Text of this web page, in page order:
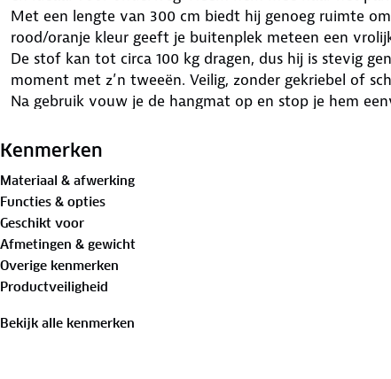
Met een lengte van 300 cm biedt hij genoeg ruimte
rood/oranje kleur geeft je buitenplek meteen een
De stof kan tot circa 100 kg dragen, dus hij is stevig
moment met z’n tweeën. Veilig, zonder gekriebel of
Na gebruik vouw je de hangmat op en stop je hem
Of je nu even wilt relaxen met een boek, een dutje
Garantie
1 jaar garantie
Kenmerken
Materiaal & afwerking
Functies & opties
Geschikt voor
Afmetingen & gewicht
Overige kenmerken
Productveiligheid
Bekijk alle kenmerken